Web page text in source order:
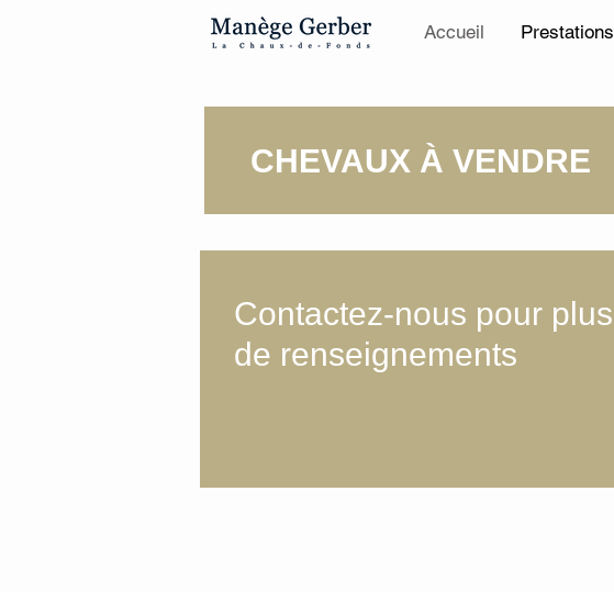
Accueil Prestations
CHEVAUX À VENDRE
Contactez-nous pour plus
de renseignements